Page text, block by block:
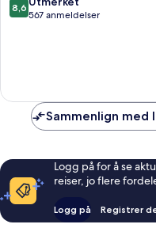
av
8,6
567 anmeldelser
Sammenlign
Logg på for å se
reiser, jo flere
Logg på Registrer